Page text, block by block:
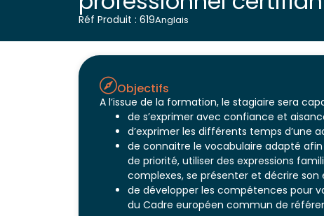
Réf Produit : 619Anglais
Objectifs
A l’issue de la formation, le stagiaire sera
de s’exprimer avec confiance et
d’exprimer les différents temps d’une
de connaitre le vocabulaire adapté
de priorité, utiliser des expressions
complexes, se présenter et décrire
de développer les compétences pour
du Cadre européen commun de